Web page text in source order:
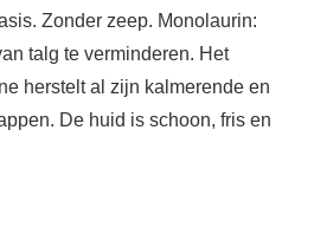
Zonder zeep. Monolaurin:
talg te verminderen. Het
herstelt al zijn kalmerende en
De huid is schoon, fris en